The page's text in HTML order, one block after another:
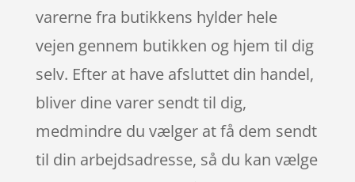
varerne fra butikkens hylder hele
vejen gennem butikken og hjem til dig
selv. Efter at have afsluttet din handel,
bliver dine varer sendt til dig,
medmindre du vælger at få dem sendt
til din arbejdsadresse, så du kan vælge